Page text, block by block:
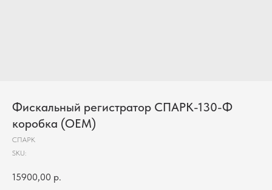
Фискальный регистратор СПАРК-130-Ф
коробка (OEM)
СПАРК
SKU:
15900,00 р.